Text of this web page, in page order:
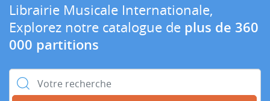
Librairie Musicale Internationale,
Explorez notre catalogue de plus de 360
000 partitions
Rechercher :